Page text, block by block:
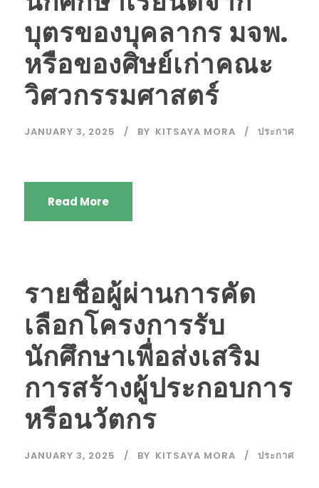
บุตรของบุคลากร มจพ.
หรือของศิษย์เก่าคณะ
วิศวกรรมศาสตร์
JANUARY 3, 2025 BY KITSAYA MORA ประกาศ
Read More
รายชื่อผู้ผ่านการคัด
เลือกโครงการรับ
นักศึกษาเพื่อส่งเสริม
การสร้างผู้ประกอบการ
หรือนวัตกร
JANUARY 3, 2025 BY KITSAYA MORA ประกาศ